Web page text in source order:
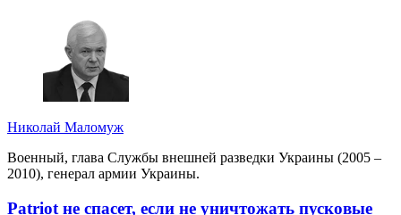
Николай Маломуж
Военный, глава Службы внешней разведки Украины (2005 –
2010), генерал армии Украины.
Patriot не спасет, если не уничтожать пусковые